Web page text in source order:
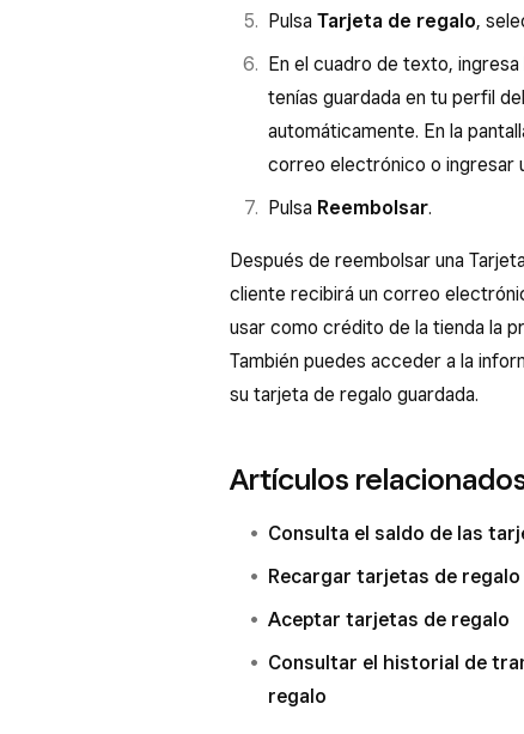
manualmente.
PulsaReembolsar.
Pulsa Tarjeta de regalo,
En el cuadro de texto,
tenías guardada en tu perfil
automáticamente. En la
correo electrónico o ingresar
Pulsa Reembolsar.
Después de reembolsar una
cliente recibirá un correo
usar como crédito de la tienda la
También puedes acceder a la
su tarjeta de regalo guardada.
Artículos
Consulta el saldo de las
Recargar tarjetas de
Aceptar tarjetas de regalo
Consultar el historial de
regalo